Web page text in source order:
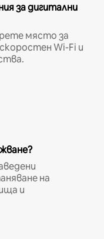
за дигитални
място за
Wi-Fi и
на
и